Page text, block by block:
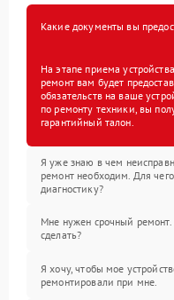
Какие документы вы
На этапе приема
ремонт вам будет
обязательств на ваше
по ремонту техники, вы
гарантийный талон.
Я уже знаю в чем
ремонт необходим. Для
диагностику?
Мне нужен срочный
сделать?
Я хочу, чтобы мое
ремонтировали при мне.